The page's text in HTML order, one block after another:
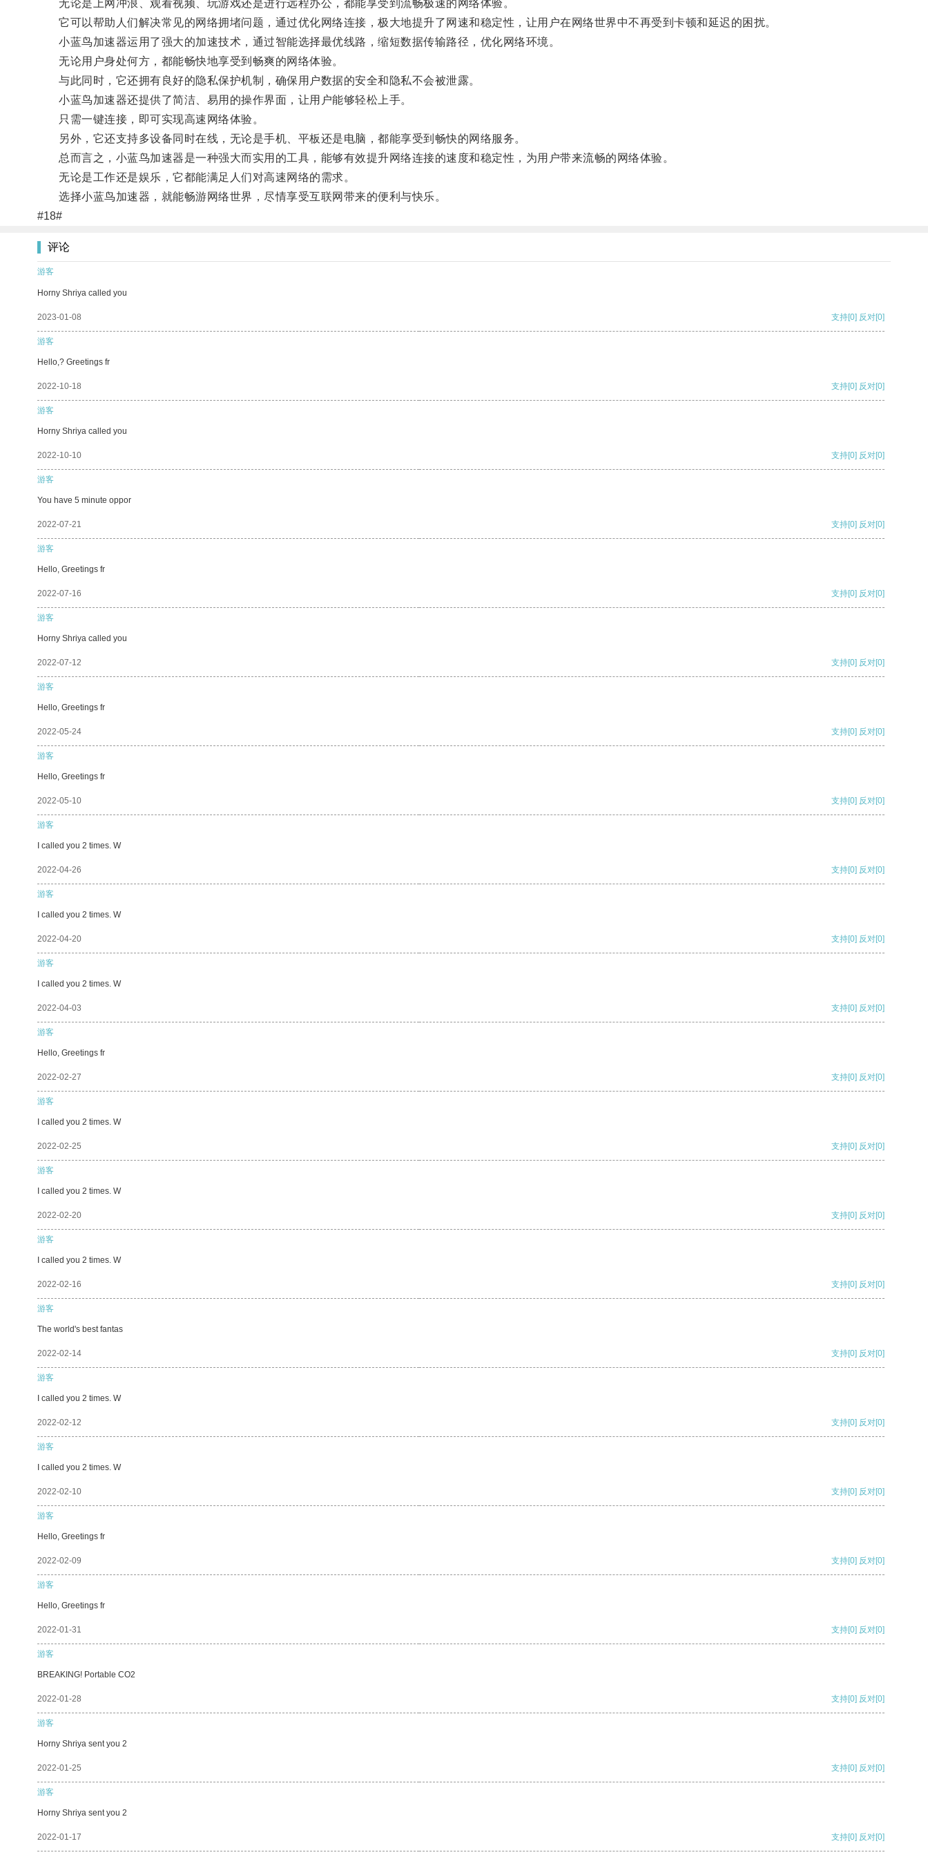
无论是上网冲浪、观看视频、玩游戏还是进行远程办公，都能享受到流畅极速的网络体验。
它可以帮助人们解决常见的网络拥堵问题，通过优化网络连接，极大地提升了网速和稳定性，让用户在网络世界中不再受到卡顿和延迟的困扰。
小蓝鸟加速器运用了强大的加速技术，通过智能选择最优线路，缩短数据传输路径，优化网络环境。
无论用户身处何方，都能畅快地享受到畅爽的网络体验。
与此同时，它还拥有良好的隐私保护机制，确保用户数据的安全和隐私不会被泄露。
小蓝鸟加速器还提供了简洁、易用的操作界面，让用户能够轻松上手。
只需一键连接，即可实现高速网络体验。
另外，它还支持多设备同时在线，无论是手机、平板还是电脑，都能享受到畅快的网络服务。
总而言之，小蓝鸟加速器是一种强大而实用的工具，能够有效提升网络连接的速度和稳定性，为用户带来流畅的网络体验。
无论是工作还是娱乐，它都能满足人们对高速网络的需求。
选择小蓝鸟加速器，就能畅游网络世界，尽情享受互联网带来的便利与快乐。
#18#
评论
游客
Horny Shriya called you
2023-01-08 支持[0] 反对[0]
游客
Hello,? Greetings fr
2022-10-18 支持[0] 反对[0]
游客
Horny Shriya called you
2022-10-10 支持[0] 反对[0]
游客
You have 5 minute oppor
2022-07-21 支持[0] 反对[0]
游客
Hello, Greetings fr
2022-07-16 支持[0] 反对[0]
游客
Horny Shriya called you
2022-07-12 支持[0] 反对[0]
游客
Hello, Greetings fr
2022-05-24 支持[0] 反对[0]
游客
Hello, Greetings fr
2022-05-10 支持[0] 反对[0]
游客
I called you 2 times. W
2022-04-26 支持[0] 反对[0]
游客
I called you 2 times. W
2022-04-20 支持[0] 反对[0]
游客
I called you 2 times. W
2022-04-03 支持[0] 反对[0]
游客
Hello, Greetings fr
2022-02-27 支持[0] 反对[0]
游客
I called you 2 times. W
2022-02-25 支持[0] 反对[0]
游客
I called you 2 times. W
2022-02-20 支持[0] 反对[0]
游客
I called you 2 times. W
2022-02-16 支持[0] 反对[0]
游客
The world's best fantas
2022-02-14 支持[0] 反对[0]
游客
I called you 2 times. W
2022-02-12 支持[0] 反对[0]
游客
I called you 2 times. W
2022-02-10 支持[0] 反对[0]
游客
Hello, Greetings fr
2022-02-09 支持[0] 反对[0]
游客
Hello, Greetings fr
2022-01-31 支持[0] 反对[0]
游客
BREAKING! Portable CO2
2022-01-28 支持[0] 反对[0]
游客
Horny Shriya sent you 2
2022-01-25 支持[0] 反对[0]
游客
Horny Shriya sent you 2
2022-01-17 支持[0] 反对[0]